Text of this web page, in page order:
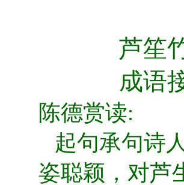
芦笙
成语
陈德赏读:
起句承句诗
姿聪颖，对芦